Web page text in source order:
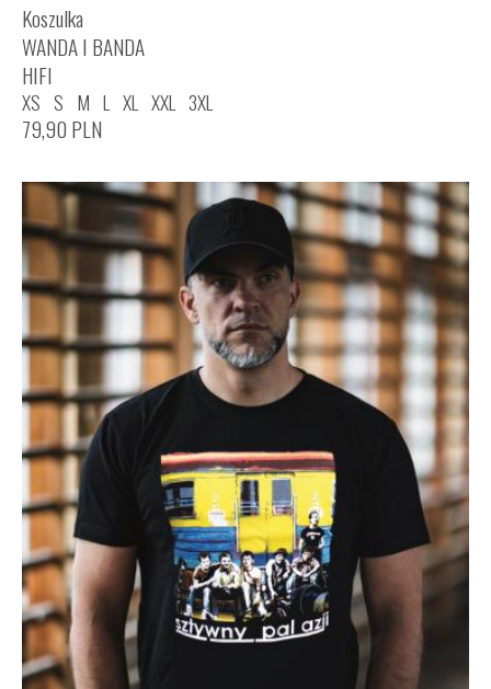
Koszulka
WANDA I BANDA
HIFI
XS S M L XL XXL 3XL
79,90 PLN